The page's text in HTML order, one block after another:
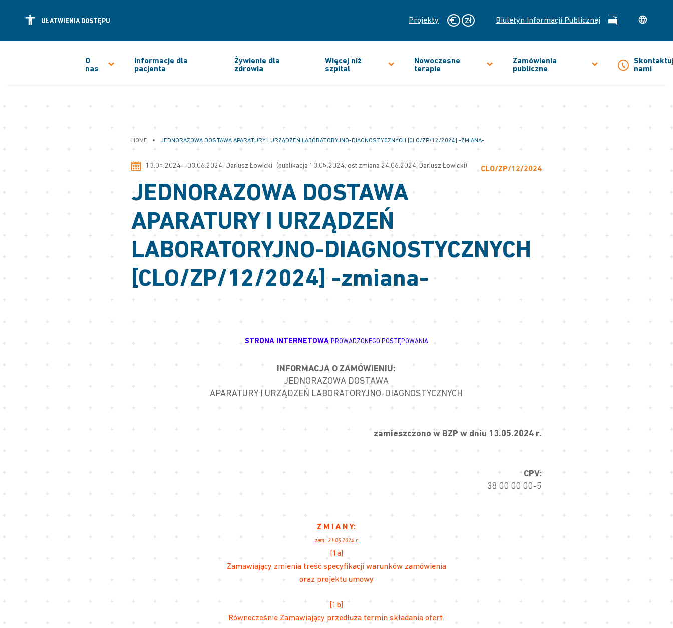
UŁATWIENIA DOSTĘPU Projekty Biuletyn Informacji Publicznej
O
nas
Informacje dla
pacjenta
Żywienie dla
zdrowia
Więcej niż
szpital
Nowoczesne
terapie
Zamówienia
publiczne
nami
HOME • JEDNORAZOWA DOSTAWA APARATURY I URZĄDZEŃ LABORATORYJNO-DIAGNOSTYCZNYCH [CLO/ZP/12/2024] -ZMIANA-
13.05.2024—03.06.2024 Dariusz Łowicki (publikacja 13.05.2024, ost zmiana 24.06.2024, Dariusz Łowicki) CLO/ZP/12/2024
JEDNORAZOWA DOSTAWA
APARATURY I URZĄDZEŃ
LABORATORYJNO-DIAGNOSTYCZNYCH
[CLO/ZP/12/2024] -zmiana-
STRONA INTERNETOWA PROWADZONEGO POSTĘPOWANIA
INFORMACJA O ZAMÓWIENIU:
JEDNORAZOWA DOSTAWA
APARATURY I URZĄDZEŃ LABORATORYJNO-DIAGNOSTYCZNYCH
zamieszczono w BZP w dniu 13.05.2024 r.
CPV:
38 00 00 00-5
Z M I A N Y:
zam.: 21.05.2024 r.
[1a]
Zamawiający zmienia treść specyfikacji warunków zamówienia
oraz projektu umowy
[1b]
Równocześnie Zamawiający przedłuża termin składania ofert.